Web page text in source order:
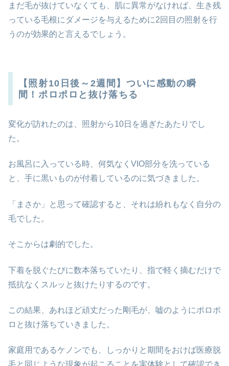
まだ毛が抜けていなくても、肌に異常がなければ、生き残
っている毛根にダメージを与えるために2回目の照射を行
うのが効果的と言えるでしょう。
【照射10日後～2週間】ついに感動の瞬
間！ポロポロと抜け落ちる
変化が訪れたのは、照射から10日を過ぎたあたりでし
た。
お風呂に入っている時、何気なくVIO部分を洗っている
と、手に黒いものが付着しているのに気づきました。
「まさか」と思って確認すると、それは紛れもなく自分の
毛でした。
そこからは劇的でした。
下着を脱ぐたびに数本落ちていたり、指で軽く摘むだけで
抵抗なくスルッと抜けたりするのです。
この結果、あれほど頑丈だった剛毛が、嘘のようにポロポ
ロと抜け落ちていきました。
家庭用であるケノンでも、しっかりと期間をおけば医療脱